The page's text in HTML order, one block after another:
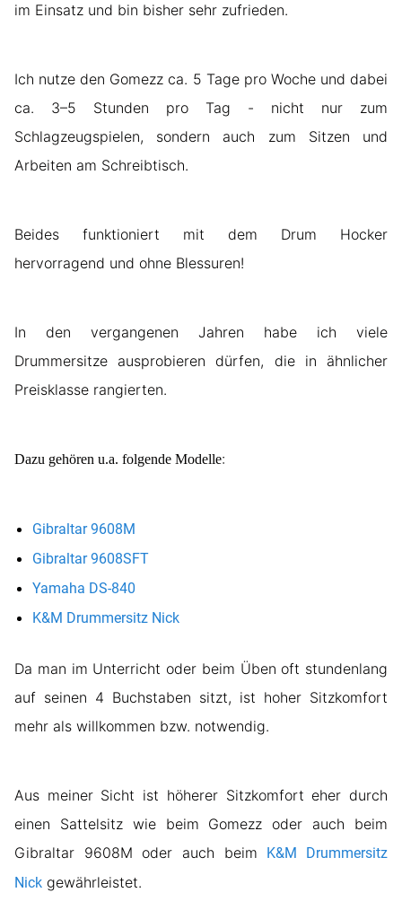
im Einsatz und bin bisher sehr zufrieden.
Ich nutze den Gomezz ca. 5 Tage pro Woche und dabei
ca. 3–5 Stunden pro Tag - nicht nur zum
Schlagzeugspielen, sondern auch zum Sitzen und
Arbeiten am Schreibtisch.
Beides funktioniert mit dem Drum Hocker
hervorragend und ohne Blessuren!
In den vergangenen Jahren habe ich viele
Drummersitze ausprobieren dürfen, die in ähnlicher
Preisklasse rangierten.
Dazu gehören u.a. folgende Modelle:
Gibraltar 9608M
Gibraltar 9608SFT
Yamaha DS-840
K&M Drummersitz Nick
Da man im Unterricht oder beim Üben oft stundenlang
auf seinen 4 Buchstaben sitzt, ist hoher Sitzkomfort
mehr als willkommen bzw. notwendig.
Aus meiner Sicht ist höherer Sitzkomfort eher durch
einen Sattelsitz wie beim Gomezz oder auch beim
Gibraltar 9608M oder auch beim
K&M Drummersitz
Nick gewährleistet.